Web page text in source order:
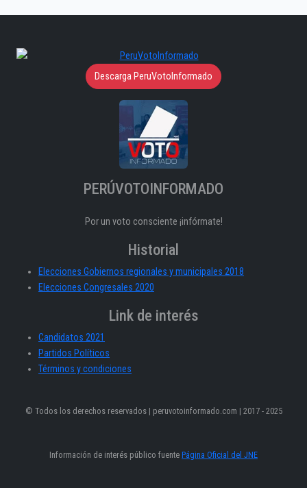
Descarga PeruVotoInformado
PERÚVOTOINFORMADO
Por un voto consciente ¡infórmate!
Historial
Elecciones Gobiernos regionales y municipales 2018
Elecciones Congresales 2020
Link de interés
Candidatos 2021
Partidos Políticos
Términos y condiciones
© Todos los derechos reservados | peruvotoinformado.com | 2017 - 2025
Información de interés público fuente Página Oficial del JNE